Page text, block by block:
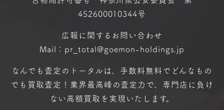
452600010344号
広報に関するお問い合わせ
Mail：pr_total@goemon-holdings.jp
なんでも査定のトータルは、手数料無料で どんなもの
でも買取査定！ 業界最高峰の査定力で、専門店に 負け
ない高額買取を実現いたします。